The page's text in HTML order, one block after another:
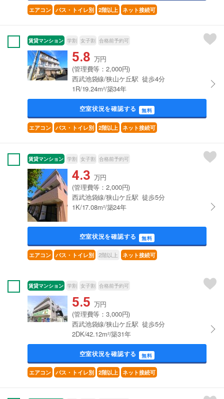
エアコン バス・トイレ別 2階以上 ネット接続可
賃貸マンション 学割 女子割 合格前予約可
5.8 万円
(管理費等：2,000円)
西武池袋線/狭山ケ丘駅 徒歩4分
1R/19.24m²/築34年
空室状況を確認する 無料
エアコン バス・トイレ別 2階以上 ネット接続可
賃貸マンション 学割 女子割 合格前予約可
4.3 万円
(管理費等：2,000円)
西武池袋線/狭山ケ丘駅 徒歩5分
1K/17.08m²/築24年
空室状況を確認する 無料
エアコン バス・トイレ別 2階以上 ネット接続可
賃貸マンション 学割 女子割 合格前予約可
5.5 万円
(管理費等：3,000円)
西武池袋線/狭山ケ丘駅 徒歩5分
2DK/42.12m²/築31年
空室状況を確認する 無料
エアコン バス・トイレ別 2階以上 ネット接続可